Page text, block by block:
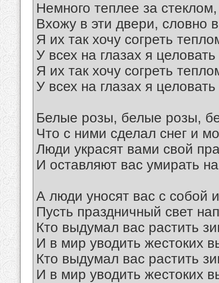
Немного теплее за
Вхожу в эти двери, словно
Я их так хочу согреть
У всех на глазах я целовать
Я их так хочу согреть
У всех на глазах я целовать
Белые розы, белые розы,
Что с ними сделал снег и
Люди украсят вами свой
И оставляют вас умирать
А люди уносят вас с собой
Пусть праздничный свет
Кто выдумал вас растить
И в мир уводить жестоких
Кто выдумал вас растить
И в мир уводить жестоких